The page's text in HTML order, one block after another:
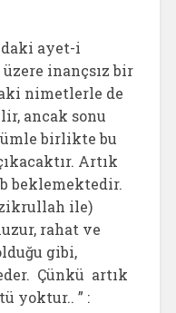
ayet-i
inançsız bir
nimetlerle de
ancak sonu
birlikte bu
Artık
beklemektedir.
ile)
rahat ve
gibi,
Çünkü artık
yoktur.. ” :